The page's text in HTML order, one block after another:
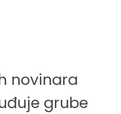
novinara
grube